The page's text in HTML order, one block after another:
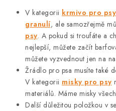
V kategorii krmivo pro psy
granulí, ale samozřejmě
psy. A pokud si troufáte a
nejlepší, můžete začít
můžete vyzvednout jen na
Žrádlo pro psa musíte také
V kategorii misky pro psy
materiálů. Máme misky
Další důležitou položkou v